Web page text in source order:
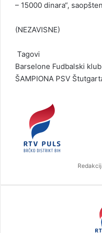
– 15000 dinara“,
(NEZAVISNE)
Tagovi
Barselone Fudbalski
ŠAMPIONA PSV